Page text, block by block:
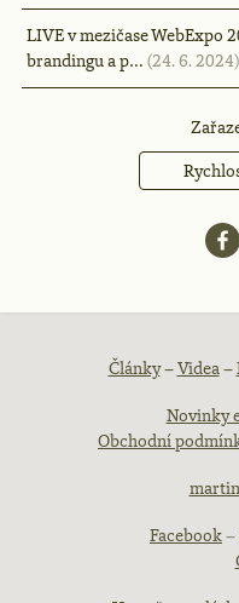
LIVE v mezičase WebExpo
brandingu a p… (24. 6. 2024)
Patička
webu
Články–Videa–
Novinky
Obchodní
Facebook–